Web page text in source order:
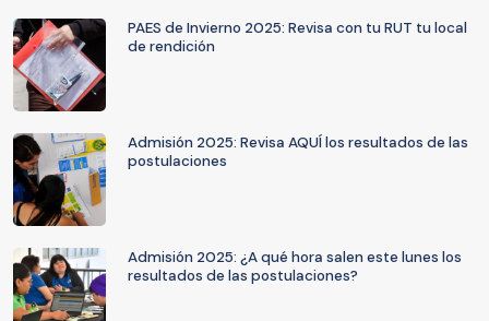
PAES de Invierno 2025: Revisa con tu RUT tu local
de rendición
Admisión 2025: Revisa AQUÍ los resultados de las
postulaciones
Admisión 2025: ¿A qué hora salen este lunes los
resultados de las postulaciones?